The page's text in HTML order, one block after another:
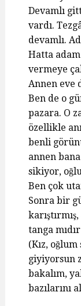
Devamlı
vardı.
devamlı.
Hatta
vermeye
Annen eve
Ben de o
pazara. O
özellikle
benli
annen
sikiyor,
Ben çok
Sonra bir
tanga
(Kız,
giyiyorsun
bakalım,
bazılarını